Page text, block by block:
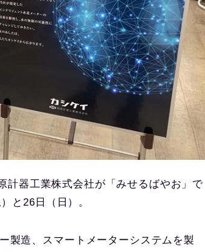
計器工業株式会社が「みせるばやお」で
と26日（日）。
製造、スマートメーターシステムを製